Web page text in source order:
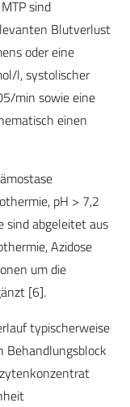
sind
Blutverlust
oder eine
l, systolischer
min sowie eine
einen
pH > 7,2
sind abgeleitet aus
Azidose
um die
[6].
typischerweise
Behandlungsblock